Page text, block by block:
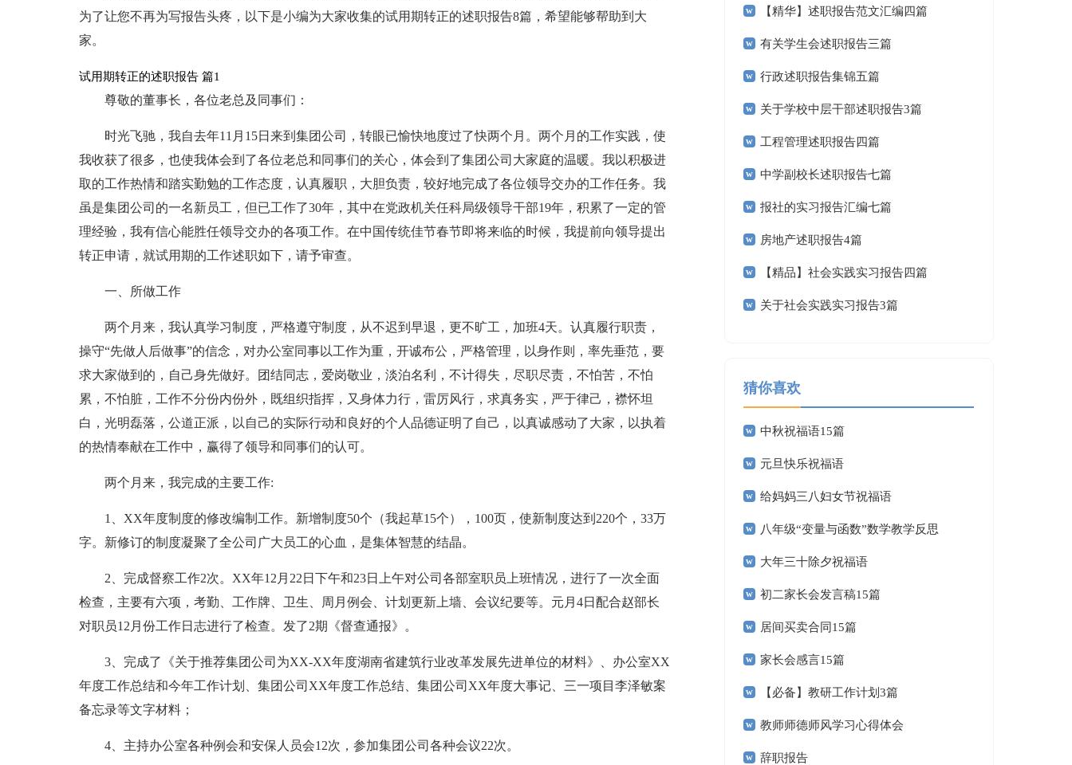
为了让您不再为写报告头疼，以下是小编为大家收集的试用期转正的述职报告8篇，希望能够帮助到大
家。
试用期转正的述职报告 篇1
尊敬的董事长，各位老总及同事们：
时光飞驰，我自去年11月15日来到集团公司，转眼已愉快地度过了快两个月。两个月的工作实践，使
我收获了很多，也使我体会到了各位老总和同事们的关心，体会到了集团公司大家庭的温暖。我以积极进
取的工作热情和踏实勤勉的工作态度，认真履职，大胆负责，较好地完成了各位领导交办的工作任务。我
虽是集团公司的一名新员工，但已工作了30年，其中在党政机关任科局级领导干部19年，积累了一定的管
理经验，我有信心能胜任领导交办的各项工作。在中国传统佳节春节即将来临的时候，我提前向领导提出
转正申请，就试用期的工作述职如下，请予审查。
一、所做工作
两个月来，我认真学习制度，严格遵守制度，从不迟到早退，更不旷工，加班4天。认真履行职责，
操守“先做人后做事”的信念，对办公室同事以工作为重，开诚布公，严格管理，以身作则，率先垂范，要
求大家做到的，自己身先做好。团结同志，爱岗敬业，淡泊名利，不计得失，尽职尽责，不怕苦，不怕
累，不怕脏，工作不分份内份外，既组织指挥，又身体力行，雷厉风行，求真务实，严于律己，襟怀坦
白，光明磊落，公道正派，以自己的实际行动和良好的个人品德证明了自己，以真诚感动了大家，以执着
的热情奉献在工作中，赢得了领导和同事们的认可。
两个月来，我完成的主要工作:
1、XX年度制度的修改编制工作。新增制度50个（我起草15个），100页，使新制度达到220个，33万
字。新修订的制度凝聚了全公司广大员工的心血，是集体智慧的结晶。
2、完成督察工作2次。XX年12月22日下午和23日上午对公司各部室职员上班情况，进行了一次全面
检查，主要有六项，考勤、工作牌、卫生、周月例会、计划更新上墙、会议纪要等。元月4日配合赵部长
对职员12月份工作日志进行了检查。发了2期《督查通报》。
3、完成了《关于推荐集团公司为XX-XX年度湖南省建筑行业改革发展先进单位的材料》、办公室XX
年度工作总结和今年工作计划、集团公司XX年度工作总结、集团公司XX年度大事记、三一项目李泽敏案
备忘录等文字材料；
4、主持办公室各种例会和安保人员会12次，参加集团公司各种会议22次。
【精华】述职报告范文汇编四篇
有关学生会述职报告三篇
行政述职报告集锦五篇
关于学校中层干部述职报告3篇
工程管理述职报告四篇
中学副校长述职报告七篇
报社的实习报告汇编七篇
房地产述职报告4篇
【精品】社会实践实习报告四篇
关于社会实践实习报告3篇
猜你喜欢
中秋祝福语15篇
元旦快乐祝福语
给妈妈三八妇女节祝福语
八年级“变量与函数”数学教学反思
大年三十除夕祝福语
初二家长会发言稿15篇
居间买卖合同15篇
家长会感言15篇
【必备】教研工作计划3篇
教师师德师风学习心得体会
辞职报告